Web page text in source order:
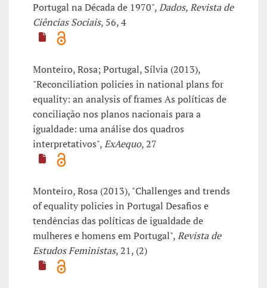
Portugal na Década de 1970",Dados, Revista de
Ciências Sociais, 56, 4
Monteiro, Rosa; Portugal, Sílvia (2013),
"Reconciliation policies in national plans for
equality: an analysis of frames As políticas de
conciliação nos planos nacionais para a
igualdade: uma análise dos quadros
interpretativos",ExAequo, 27
Monteiro, Rosa (2013), "Challenges and trends
of equality policies in Portugal Desafios e
tendências das políticas de igualdade de
mulheres e homens em Portugal",Revista de
Estudos Feministas, 21, (2)